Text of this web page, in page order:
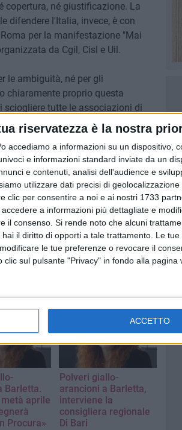
riservatezza è la nostra
accediamo a informazioni su un dispositivo,
e informazioni standard inviate da un
e contenuti, analisi dell'audience e
utilizzare dati precisi di
clic per consentire a noi e ai nostri 1733
a informazioni più dettagliate e
il consenso. Si rende noto che alcuni
il diritto di opporti a tale trattamento. Le
le tue preferenze o revocare il
sul pulsante "Privacy" in fondo alla pagina
ACCETTO
copertura, né giustificazione. La
difendere l'Italia, invece, è con
per la manifestazione "Mai
da Cgil, Cisl e Uil.
le ambiguità, né per gli
chiaramente proprio questa
sciogliere tutte le associazioni di
e niente ha a che fare
politiche diverse, ma uniti
Barletta.
metà aprile
Procura»
Polveri giallo-
arancioni a Barletta,
interviene la
consigliera regionale
Di Bari